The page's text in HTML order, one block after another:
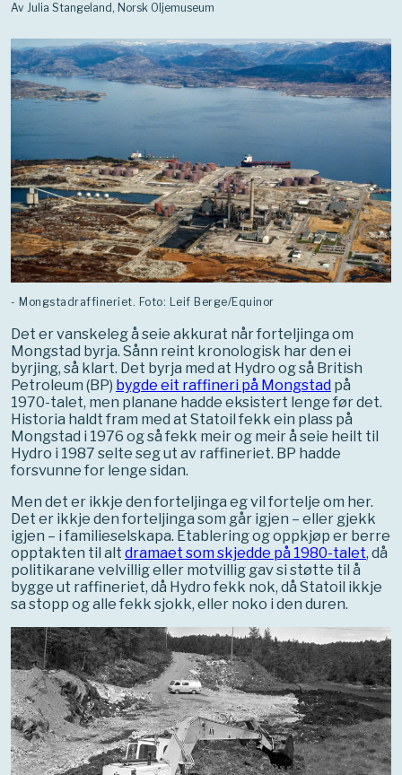
Av Julia Stangeland, Norsk Oljemuseum
- Mongstadraffineriet. Foto: Leif Berge/Equinor
Det er vanskeleg å seie akkurat når forteljinga om
Mongstad byrja. Sånn reint kronologisk har den ei
byrjing, så klart. Det byrja med at Hydro og så British
Petroleum (BP) bygde eit raffineri på Mongstad på
1970-talet, men planane hadde eksistert lenge før det.
Historia haldt fram med at Statoil fekk ein plass på
Mongstad i 1976 og så fekk meir og meir å seie heilt til
Hydro i 1987 selte seg ut av raffineriet. BP hadde
forsvunne for lenge sidan.
Men det er ikkje den forteljinga eg vil fortelje om her.
Det er ikkje den forteljinga som går igjen – eller gjekk
igjen – i familieselskapa. Etablering og oppkjøp er berre
opptakten til alt dramaet som skjedde på 1980-talet, då
politikarane velvillig eller motvillig gav si støtte til å
bygge ut raffineriet, då Hydro fekk nok, då Statoil ikkje
sa stopp og alle fekk sjokk, eller noko i den duren.